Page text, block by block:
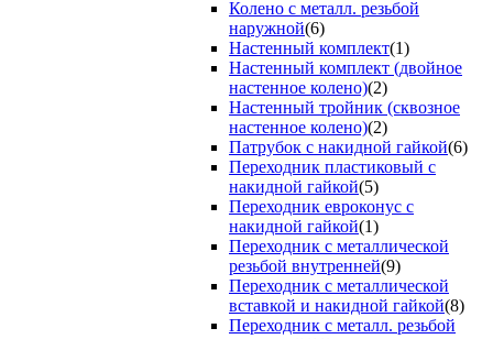
Колено с металл. резьбой
наружной(6)
Настенный комплект(1)
Настенный комплект (двойное
настенное колено)(2)
Настенный тройник (сквозное
настенное колено)(2)
Патрубок с накидной гайкой(6)
Переходник пластиковый с
накидной гайкой(5)
Переходник евроконус с
накидной гайкой(1)
Переходник с металлической
резьбой внутренней(9)
Переходник с металлической
вставкой и накидной гайкой(8)
Переходник с металл. резьбой